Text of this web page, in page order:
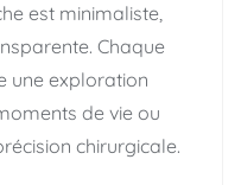
est minimaliste,
Chaque
une exploration
de vie ou
chirurgicale.